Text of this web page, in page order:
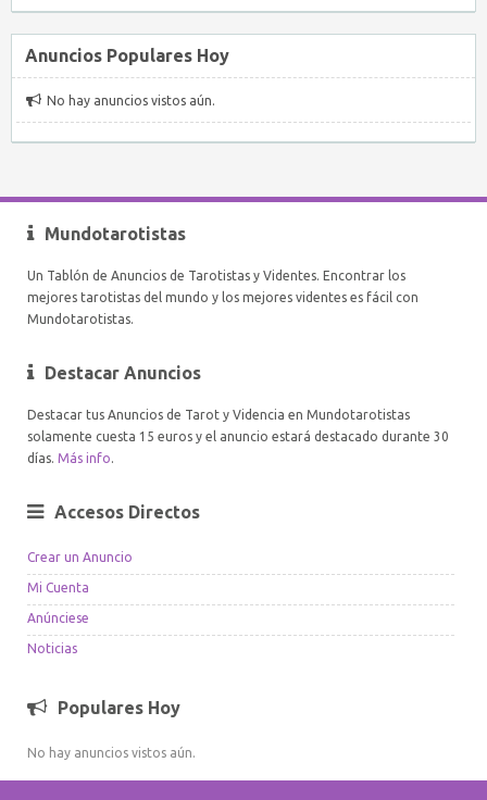
Anuncios Populares Hoy
No hay anuncios vistos aún.
Mundotarotistas
Un Tablón de Anuncios de Tarotistas y Videntes. Encontrar los
mejores tarotistas del mundo y los mejores videntes es fácil con
Mundotarotistas.
Destacar Anuncios
Destacar tus Anuncios de Tarot y Videncia en Mundotarotistas
solamente cuesta 15 euros y el anuncio estará destacado durante 30
días. Más info.
Accesos Directos
Crear un Anuncio
Mi Cuenta
Anúnciese
Noticias
Populares Hoy
No hay anuncios vistos aún.